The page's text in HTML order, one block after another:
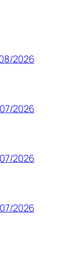
2026
2026
2026
2026